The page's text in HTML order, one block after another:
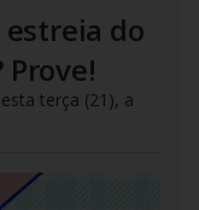
estreia do
Prove!
terça (21), a